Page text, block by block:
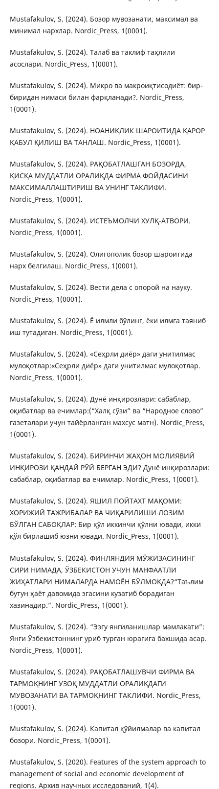
Mustafakulov, S. (2024). Бозор мувозанати, максимал ва
минимал нархлар. Nordic_Press, 1(0001).
Mustafakulov, S. (2024). Талаб ва таклиф таҳлили
асослари. Nordic_Press, 1(0001).
Mustafakulov, S. (2024). Микро ва макроиқтисодиёт: бир-
биридан нимаси билан фарқланади?. Nordic_Press,
1(0001).
Mustafakulov, S. (2024). НОАНИҚЛИК ШАРОИТИДА ҚАРОР
ҚАБУЛ ҚИЛИШ ВА ТАНЛАШ. Nordic_Press, 1(0001).
Mustafakulov, S. (2024). РАҚОБАТЛАШГАН БОЗОРДА,
ҚИСҚА МУДДАТЛИ ОРАЛИҚДА ФИРМА ФОЙДАСИНИ
МАКСИМАЛЛАШТИРИШ ВА УНИНГ ТАКЛИФИ.
Nordic_Press, 1(0001).
Mustafakulov, S. (2024). ИСТЕЪМОЛЧИ ХУЛҚ-АТВОРИ.
Nordic_Press, 1(0001).
Mustafakulov, S. (2024). Олигополик бозор шароитида
нарх белгилаш. Nordic_Press, 1(0001).
Mustafakulov, S. (2024). Вести дела с опорой на науку.
Nordic_Press, 1(0001).
Mustafakulov, S. (2024). Ё илмли бўлинг, ёки илмга таяниб
иш тутадиган. Nordic_Press, 1(0001).
Mustafakulov, S. (2024). «Сеҳрли диёр» даги унитилмас
мулоқотлар:«Сеҳрли диёр» даги унитилмас мулоқотлар.
Nordic_Press, 1(0001).
Mustafakulov, S. (2024). Дунё инқирозлари: сабаблар,
оқибатлар ва ечимлар:(“Халқ сўзи” ва “Народное слово”
газеталари учун тайёрланган махсус матн). Nordic_Press,
1(0001).
Mustafakulov, S. (2024). БИРИНЧИ ЖАҲОН МОЛИЯВИЙ
ИНҚИРОЗИ ҚАНДАЙ РЎЙ БЕРГАН ЭДИ? Дунё инқирозлари:
сабаблар, оқибатлар ва ечимлар. Nordic_Press, 1(0001).
Mustafakulov, S. (2024). ЯШИЛ ПОЙТАХТ МАҚОМИ:
ХОРИЖИЙ ТАЖРИБАЛАР ВА ЧИҚАРИЛИШИ ЛОЗИМ
БЎЛГАН САБОҚЛАР: Бир қўл иккинчи қўлни ювади, икки
қўл бирлашиб юзни ювади. Nordic_Press, 1(0001).
Mustafakulov, S. (2024). ФИНЛЯНДИЯ МЎЖИЗАСИНИНГ
СИРИ НИМАДА, ЎЗБЕКИСТОН УЧУН МАНФААТЛИ
ЖИҲАТЛАРИ НИМАЛАРДА НАМОЁН БЎЛМОҚДА?“Таълим
бутун ҳаёт давомида эгасини кузатиб борадиган
хазинадир.”. Nordic_Press, 1(0001).
Mustafakulov, S. (2024). “Эзгу янгиланишлар мамлакати”:
Янги Ўзбекистоннинг уриб турган юрагига бахшида асар.
Nordic_Press, 1(0001).
Mustafakulov, S. (2024). РАҚОБАТЛАШУВЧИ ФИРМА ВА
ТАРМОҚНИНГ УЗОҚ МУДДАТЛИ ОРАЛИҚДАГИ
МУВОЗАНАТИ ВА ТАРМОҚНИНГ ТАКЛИФИ. Nordic_Press,
1(0001).
Mustafakulov, S. (2024). Капитал қўйилмалар ва капитал
бозори. Nordic_Press, 1(0001).
Mustafakulov, S. (2020). Features of the system approach to
management of social and economic development of
regions. Архив научных исследований, 1(4).